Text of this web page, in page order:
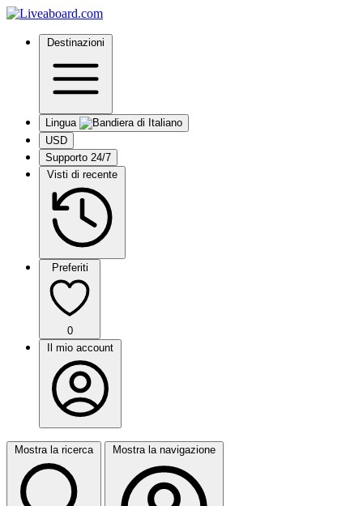
Destinazioni
Lingua
USD
Supporto 24/7
Visti di recente
Preferiti
0
Il mio account
Mostra la ricerca Mostra la navigazione